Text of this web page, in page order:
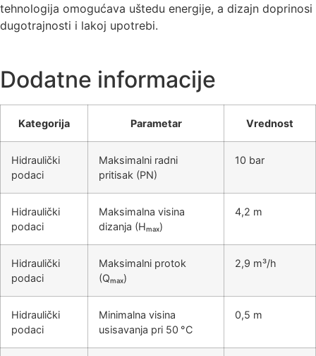
tehnologija omogućava uštedu energije, a dizajn doprinosi
dugotrajnosti i lakoj upotrebi.
Dodatne informacije
Kategorija Parametar Vrednost
Hidraulički
podaci
Maksimalni radni
pritisak (PN)
10 bar
Hidraulički
podaci
Maksimalna visina
dizanja (Hₘₐₓ)
4,2 m
Hidraulički
podaci
Maksimalni protok
(Qₘₐₓ)
2,9 m³/h
Hidraulički
podaci
Minimalna visina
usisavanja pri 50 °C
0,5 m